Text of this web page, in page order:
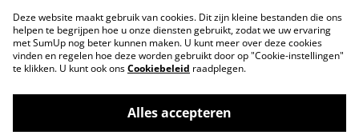
Created by © 2026
PC Care Center
Deze website maakt gebruik van cookies. Dit zijn kleine bestanden die ons
helpen te begrijpen hoe u onze diensten gebruikt, zodat we uw ervaring
met SumUp nog beter kunnen maken. U kunt meer over deze cookies
vinden en regelen hoe deze worden gebruikt door op "Cookie-instellingen"
te klikken. U kunt ook onsCookiebeleid raadplegen.
Alles accepteren